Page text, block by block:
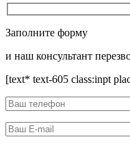
Заполните форму
и наш консультант
[text* text-605 class:inpt